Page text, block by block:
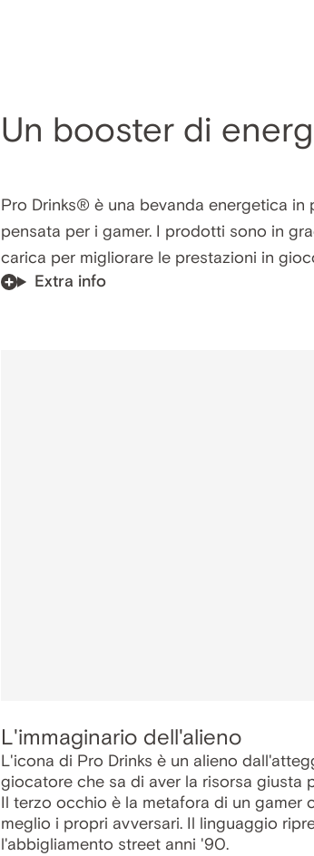
Un booster di
Pro Drinks® è una bevanda energetica
pensata per i gamer. I prodotti sono in
carica per migliorare le prestazioni in
Extra info
L'immaginario dell'alieno
L'icona di Pro Drinks è un alieno
giocatore che sa di aver la risorsa giusta
Il terzo occhio è la metafora di un
meglio i propri avversari. Il linguaggio
l'abbigliamento street anni '90.